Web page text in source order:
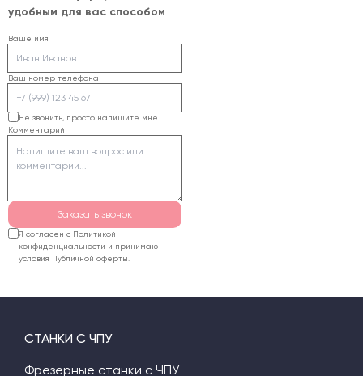
точность калибровки и
покрытия.
наличие печати и объем
выпуска. По этим
данным подбирают
рабочее поле,
мощность трубки,
систему управления и
дополнительные опции.
удобным для вас способом
Ваше имя
Ваш номер телефона
Не звонить, просто напишите мне
Комментарий
Заказать звонок
Я согласен с Политикой
конфиденциальности и принимаю
условия Публичной оферты.
СТАНКИ С ЧПУ
Фрезерные станки с ЧПУ